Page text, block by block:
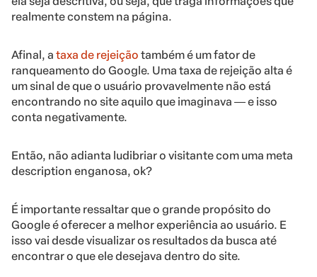
realmente constem na página.
Afinal, a taxa de rejeição também é um fator de
ranqueamento do Google. Uma taxa de rejeição alta é
um sinal de que o usuário provavelmente não está
encontrando no site aquilo que imaginava ― e isso
conta negativamente.
Então, não adianta ludibriar o visitante com uma meta
description enganosa, ok?
É importante ressaltar que o grande propósito do
Google é oferecer a melhor experiência ao usuário. E
isso vai desde visualizar os resultados da busca até
encontrar o que ele desejava dentro do site.